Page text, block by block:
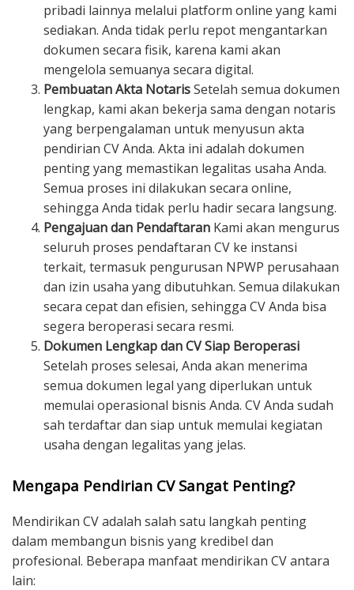
pribadi lainnya melalui platform online yang kami
sediakan. Anda tidak perlu repot mengantarkan
dokumen secara fisik, karena kami akan
mengelola semuanya secara digital.
Pembuatan Akta NotarisSetelah semua dokumen
lengkap, kami akan bekerja sama dengan notaris
yang berpengalaman untuk menyusun akta
pendirian CV Anda. Akta ini adalah dokumen
penting yang memastikan legalitas usaha Anda.
Semua proses ini dilakukan secara online,
sehingga Anda tidak perlu hadir secara langsung.
Pengajuan dan Pendaftaran Kami akan mengurus
seluruh proses pendaftaran CV ke instansi
terkait, termasuk pengurusan NPWP perusahaan
dan izin usaha yang dibutuhkan. Semua dilakukan
secara cepat dan efisien, sehingga CV Anda bisa
segera beroperasi secara resmi.
Dokumen Lengkap dan CV Siap Beroperasi
Setelah proses selesai, Anda akan menerima
semua dokumen legal yang diperlukan untuk
memulai operasional bisnis Anda. CV Anda sudah
sah terdaftar dan siap untuk memulai kegiatan
usaha dengan legalitas yang jelas.
Mengapa Pendirian CV Sangat Penting?
Mendirikan CV adalah salah satu langkah penting
dalam membangun bisnis yang kredibel dan
profesional. Beberapa manfaat mendirikan CV antara
lain: